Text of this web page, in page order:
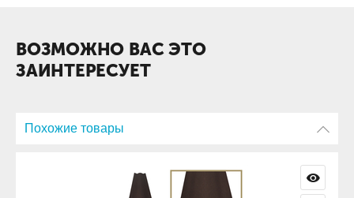
ВОЗМОЖНО ВАС ЭТО
ЗАИНТЕРЕСУЕТ
Похожие товары